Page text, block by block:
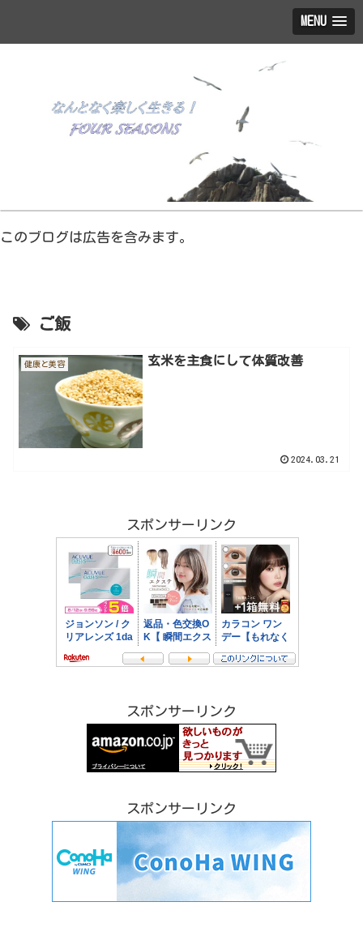
MENU
このブログは広告を含みます。
ご飯
健康と美容 玄米を主食にして体質改善
2024.03.21
スポンサーリンク
スポンサーリンク
スポンサーリンク